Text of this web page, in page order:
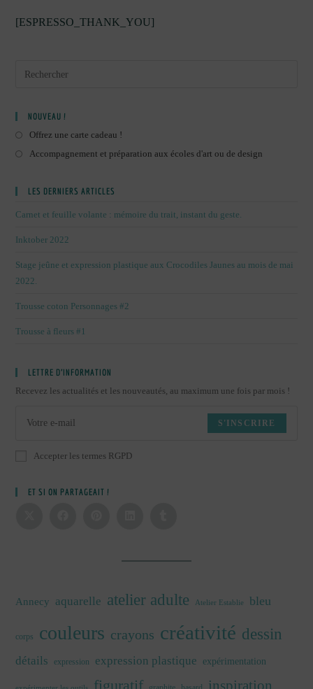
[ESPRESSO_THANK_YOU]
NOUVEAU !
Offrez une carte cadeau !
Accompagnement et préparation aux écoles d'art ou de design
LES DERNIERS ARTICLES
Carnet et feuille volante : mémoire du trait, instant du geste.
Inktober 2022
Stage jeûne et expression plastique aux Crocodiles Jaunes au mois de mai
2022.
Trousse coton Personnages #2
Trousse à fleurs #1
LETTRE D’INFORMATION
Recevez les actualités et les nouveautés, au maximum une fois par mois !
S'INSCRIRE
Accepter les termes RGPD
ET SI ON PARTAGEAIT !
Annecy aquarelle atelier adulte Atelier Establie bleu
corps couleurs crayons créativité dessin
détails expression expression plastique expérimentation
figuratif inspiration